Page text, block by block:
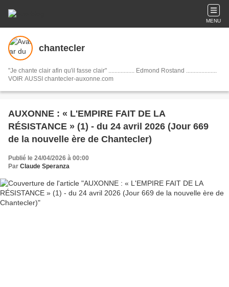
MENU
chantecler
"Je chante clair afin qu'il fasse clair" ................. Edmond Rostand ....................
VOIR AUSSI chantecler-auxonne.com
AUXONNE : « L'EMPIRE FAIT DE LA
RÉSISTANCE » (1) - du 24 avril 2026 (Jour 669
de la nouvelle ère de Chantecler)
Publié le 24/04/2026 à 00:00
Par Claude Speranza